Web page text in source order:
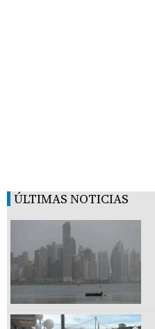
ÚLTIMAS NOTICIAS